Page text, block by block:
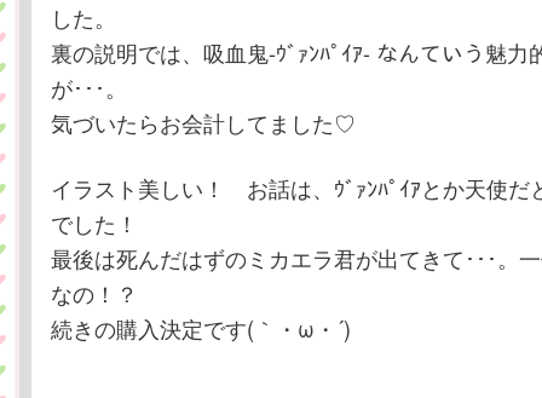
した。
裏の説明では、吸血鬼-ｳﾞｧﾝﾊﾟｲｱ- なんていう魅力
が･･･。
気づいたらお会計してました♡
イラスト美しい！ お話は、ｳﾞｧﾝﾊﾟｲｱとか天使だ
でした！
最後は死んだはずのミカエラ君が出てきて･･･。
なの！？
続きの購入決定です(｀・ω・´)